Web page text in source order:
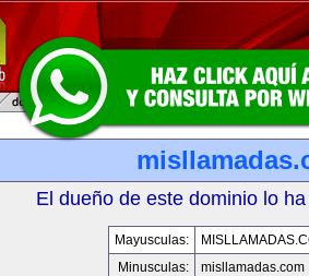
El dueño de este dominio lo
Mayusculas:
Minusculas:
misllamadas.com